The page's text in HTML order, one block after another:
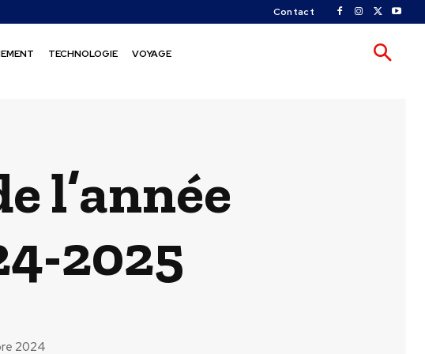
Contact
TECHNOLOGIE VOYAGE
l’année
2025
2024